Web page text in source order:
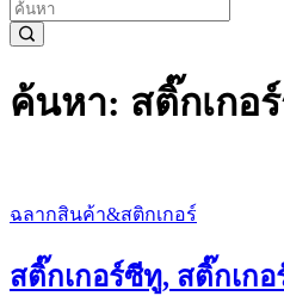
ค้นหา: สติ๊กเกอ
ฉลากสินค้า&สติกเกอร์
สติ๊กเกอร์ซีทู, สติ๊กเก